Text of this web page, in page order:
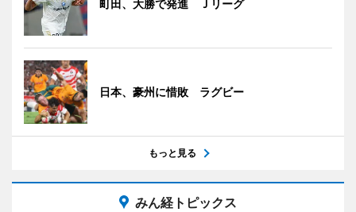
町田、大勝で発進 Ｊリーグ
日本、豪州に惜敗 ラグビー
もっと見る
みん経トピックス